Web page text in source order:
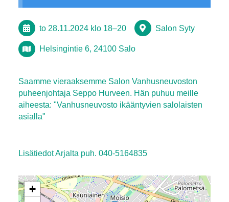
to 28.11.2024 klo 18–20 Salon Syty
Helsingintie 6, 24100 Salo
Saamme vieraaksemme Salon Vanhusneuvoston
puheenjohtaja Seppo Hurveen. Hän puhuu meille
aiheesta: "Vanhusneuvosto ikääntyvien salolaisten
asialla"
Lisätiedot Arjalta puh. 040-5164835
+